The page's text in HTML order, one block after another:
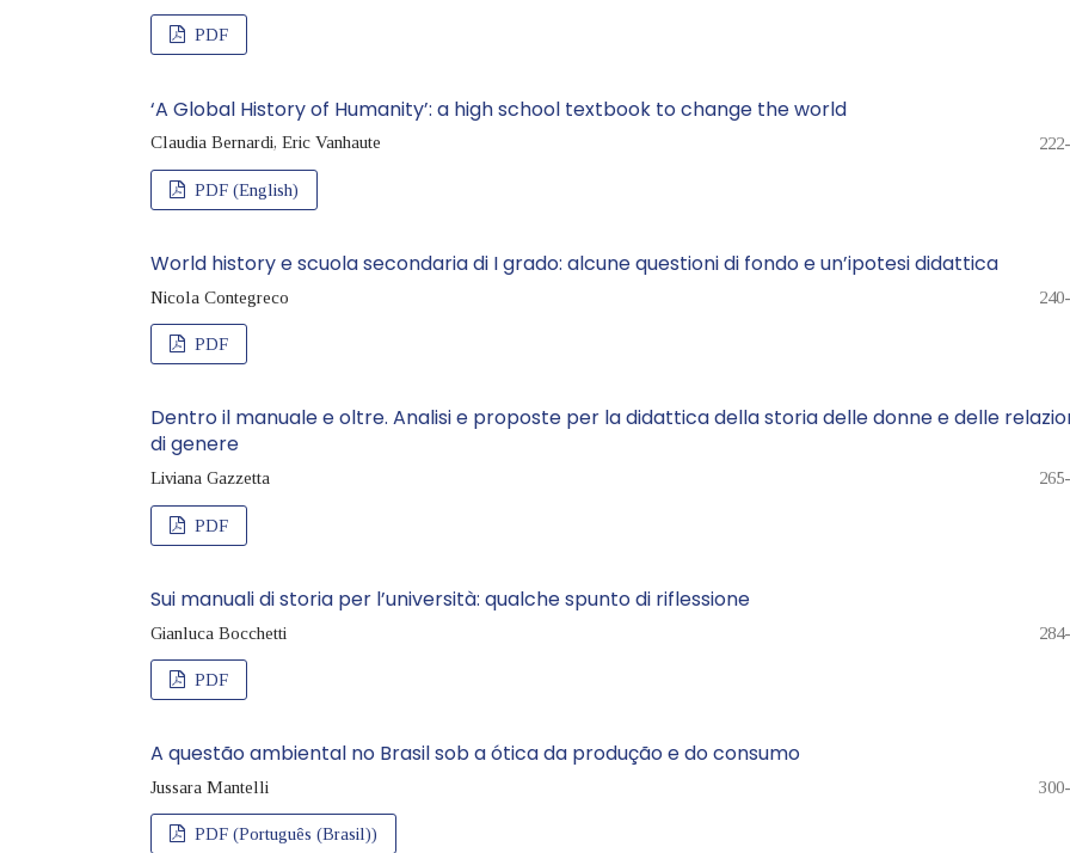
PDF
‘A Global History of Humanity’: a high school textbook to change the world
Claudia Bernardi, Eric Vanhaute
PDF (English)
World history e scuola secondaria di I grado: alcune questioni di fondo e un’ipotesi didattica
Nicola Contegreco
PDF
Dentro il manuale e oltre. Analisi e proposte per la didattica della storia delle donne e delle
di genere
Liviana Gazzetta
PDF
Sui manuali di storia per l’università: qualche spunto di riflessione
Gianluca Bocchetti
PDF
A questão ambiental no Brasil sob a ótica da produção e do consumo
Jussara Mantelli
PDF (Português (Brasil))